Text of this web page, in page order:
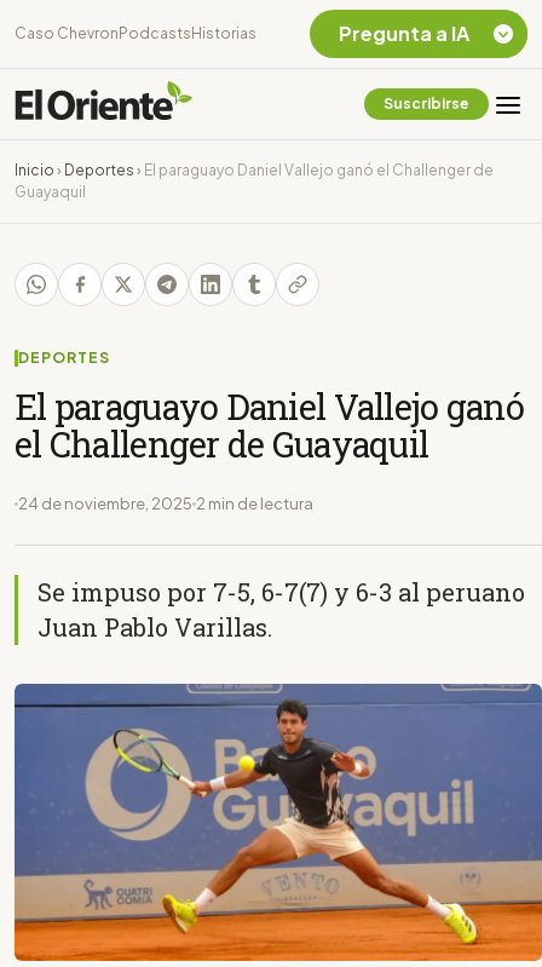
Caso Chevron Podcasts Historias
Suscribirse
Inicio › Deportes › El paraguayo Daniel Vallejo ganó el Challenger de
Guayaquil
DEPORTES
El paraguayo Daniel Vallejo ganó
el Challenger de Guayaquil
24 de noviembre, 2025 2 min de lectura
Se impuso por 7-5, 6-7(7) y 6-3 al peruano
Juan Pablo Varillas.
Pregunta a IA
Chevron Ecuador